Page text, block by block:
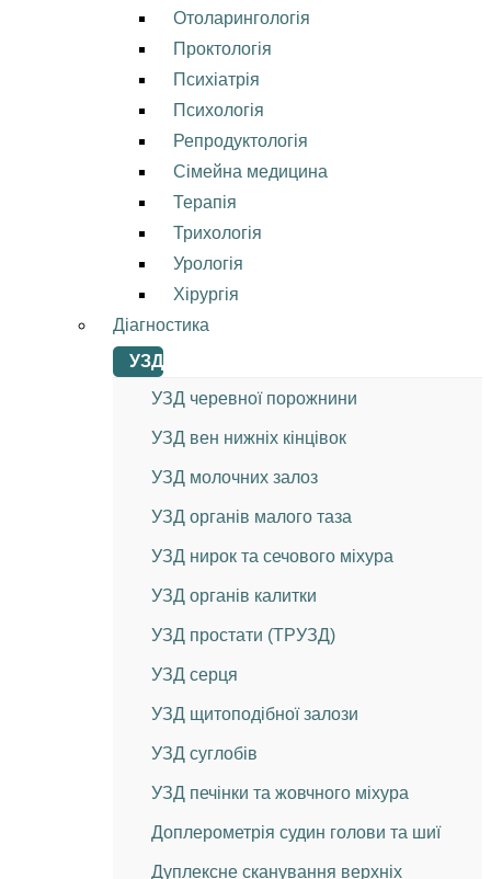
Отоларингологія
Проктологія
Психіатрія
Психологія
Репродуктологія
Сімейна медицина
Терапія
Трихологія
Урологія
Хірургія
Діагностика
УЗД
УЗД черевної порожнини
УЗД вен нижніх кінцівок
УЗД молочних залоз
УЗД органів малого таза
УЗД нирок та сечового міхура
УЗД органів калитки
УЗД простати (ТРУЗД)
УЗД серця
УЗД щитоподібної залози
УЗД суглобів
УЗД печінки та жовчного міхура
Доплерометрія судин голови та шиї
Дуплексне сканування верхніх